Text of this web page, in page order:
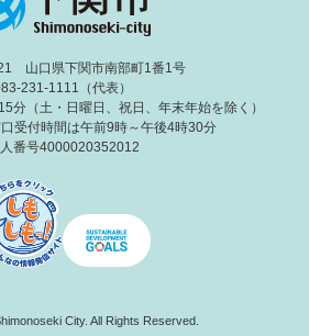
山口県下関市南部町1番1号
231-1111（代表）
分（土・日曜日、祝日、年末年始を除く）
受付時間は午前9時～午後4時30分
番号4000020352012
City. All Rights Reserved.